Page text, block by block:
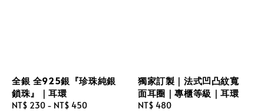
全銀 全925銀『珍珠純銀
鎖珠』｜耳環
Regular
NT$ 230 - NT$ 450
獨家訂製｜法式凹凸紋寬
面耳圈｜專櫃等級｜耳環
Regular
NT$ 480